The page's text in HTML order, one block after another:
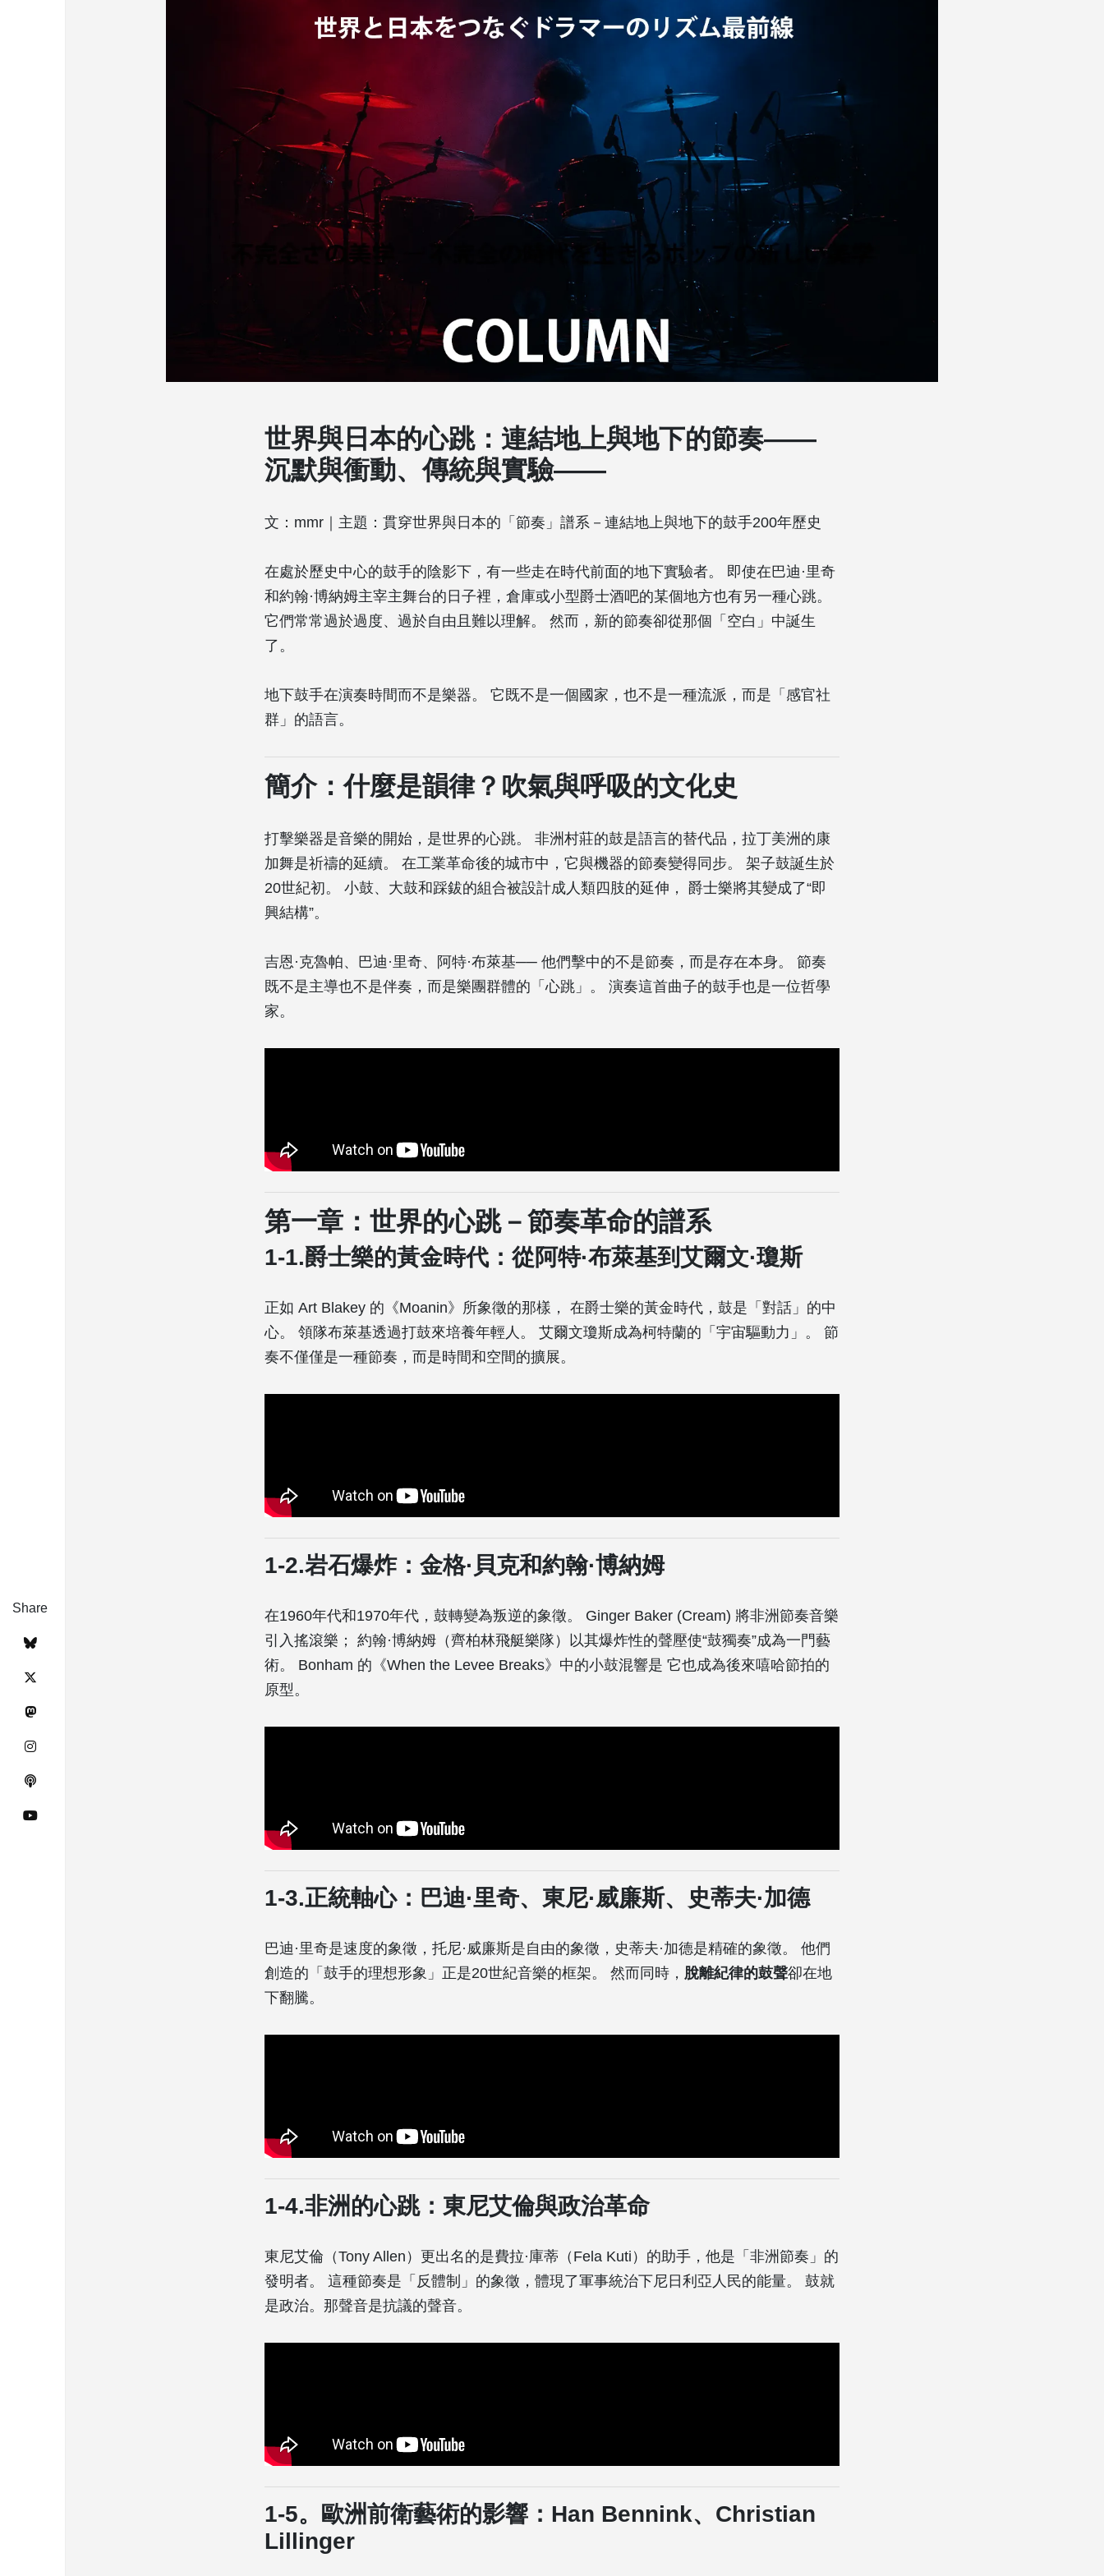
世界與日本的心跳：連結地上與地下的節奏——
沉默與衝動、傳統與實驗——
文：mmr｜主題：貫穿世界與日本的「節奏」譜系－連結地上與地下的鼓手200年歷史
在處於歷史中心的鼓手的陰影下，有一些走在時代前面的地下實驗者。 即使在巴迪·里奇
和約翰·博納姆主宰主舞台的日子裡，倉庫或小型爵士酒吧的某個地方也有另一種心跳。
它們常常過於過度、過於自由且難以理解。 然而，新的節奏卻從那個「空白」中誕生
了。
地下鼓手在演奏時間而不是樂器。 它既不是一個國家，也不是一種流派，而是「感官社
群」的語言。
簡介：什麼是韻律？吹氣與呼吸的文化史
打擊樂器是音樂的開始，是世界的心跳。 非洲村莊的鼓是語言的替代品，拉丁美洲的康
加舞是祈禱的延續。 在工業革命後的城市中，它與機器的節奏變得同步。 架子鼓誕生於
20世紀初。 小鼓、大鼓和踩鈸的組合被設計成人類四肢的延伸， 爵士樂將其變成了“即
興結構”。
吉恩·克魯帕、巴迪·里奇、阿特·布萊基── 他們擊中的不是節奏，而是存在本身。 節奏
既不是主導也不是伴奏，而是樂團群體的「心跳」。 演奏這首曲子的鼓手也是一位哲學
家。
第一章：世界的心跳－節奏革命的譜系
1-1.爵士樂的黃金時代：從阿特·布萊基到艾爾文·瓊斯
正如 Art Blakey 的《Moanin》所象徵的那樣， 在爵士樂的黃金時代，鼓是「對話」的中
心。 領隊布萊基透過打鼓來培養年輕人。 艾爾文瓊斯成為柯特蘭的「宇宙驅動力」。 節
奏不僅僅是一種節奏，而是時間和空間的擴展。
1-2.岩石爆炸：金格·貝克和約翰·博納姆
在1960年代和1970年代，鼓轉變為叛逆的象徵。 Ginger Baker (Cream) 將非洲節奏音樂
引入搖滾樂； 約翰·博納姆（齊柏林飛艇樂隊）以其爆炸性的聲壓使“鼓獨奏”成為一門藝
術。 Bonham 的《When the Levee Breaks》中的小鼓混響是 它也成為後來嘻哈節拍的
原型。
1-3.正統軸心：巴迪·里奇、東尼·威廉斯、史蒂夫·加德
巴迪·里奇是速度的象徵，托尼·威廉斯是自由的象徵，史蒂夫·加德是精確的象徵。 他們
創造的「鼓手的理想形象」正是20世紀音樂的框架。 然而同時， 脫離紀律的鼓聲卻在地
下翻騰。
1-4.非洲的心跳：東尼艾倫與政治革命
東尼艾倫（Tony Allen）更出名的是費拉·庫蒂（Fela Kuti）的助手，他是「非洲節奏」的
發明者。 這種節奏是「反體制」的象徵，體現了軍事統治下尼日利亞人民的能量。 鼓就
是政治。那聲音是抗議的聲音。
1-5。歐洲前衛藝術的影響：Han Bennink、Christian
Lillinger
Share